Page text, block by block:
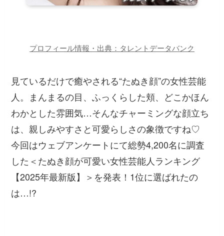
プロフィール情報・出典：タレントデータバンク
見ているだけで癒やされる“たぬき顔”の女性芸能
人。まんまるの目、ふっくらした頬、どこかほん
わかとした雰囲気…そんなチャーミングな顔立ち
は、親しみやすさと可愛らしさの象徴ですね♡
今回はウェブアンケートにて総勢4,200名に調査
した＜たぬき顔が可愛い女性芸能人ランキング
【2025年最新版】＞を発表！1位に選ばれたの
は…!?